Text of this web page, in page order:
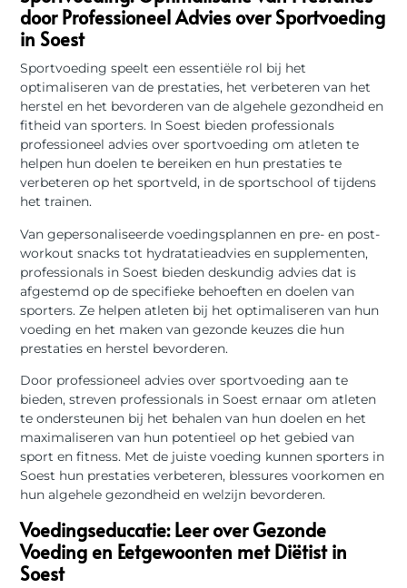
door Professioneel Advies over Sportvoeding
in Soest
Sportvoeding speelt een essentiële rol bij het
optimaliseren van de prestaties, het verbeteren van het
herstel en het bevorderen van de algehele gezondheid en
fitheid van sporters. In Soest bieden professionals
professioneel advies over sportvoeding om atleten te
helpen hun doelen te bereiken en hun prestaties te
verbeteren op het sportveld, in de sportschool of tijdens
het trainen.
Van gepersonaliseerde voedingsplannen en pre- en post-
workout snacks tot hydratatieadvies en supplementen,
professionals in Soest bieden deskundig advies dat is
afgestemd op de specifieke behoeften en doelen van
sporters. Ze helpen atleten bij het optimaliseren van hun
voeding en het maken van gezonde keuzes die hun
prestaties en herstel bevorderen.
Door professioneel advies over sportvoeding aan te
bieden, streven professionals in Soest ernaar om atleten
te ondersteunen bij het behalen van hun doelen en het
maximaliseren van hun potentieel op het gebied van
sport en fitness. Met de juiste voeding kunnen sporters in
Soest hun prestaties verbeteren, blessures voorkomen en
hun algehele gezondheid en welzijn bevorderen.
Voedingseducatie: Leer over Gezonde
Voeding en Eetgewoonten met Diëtist in
Soest